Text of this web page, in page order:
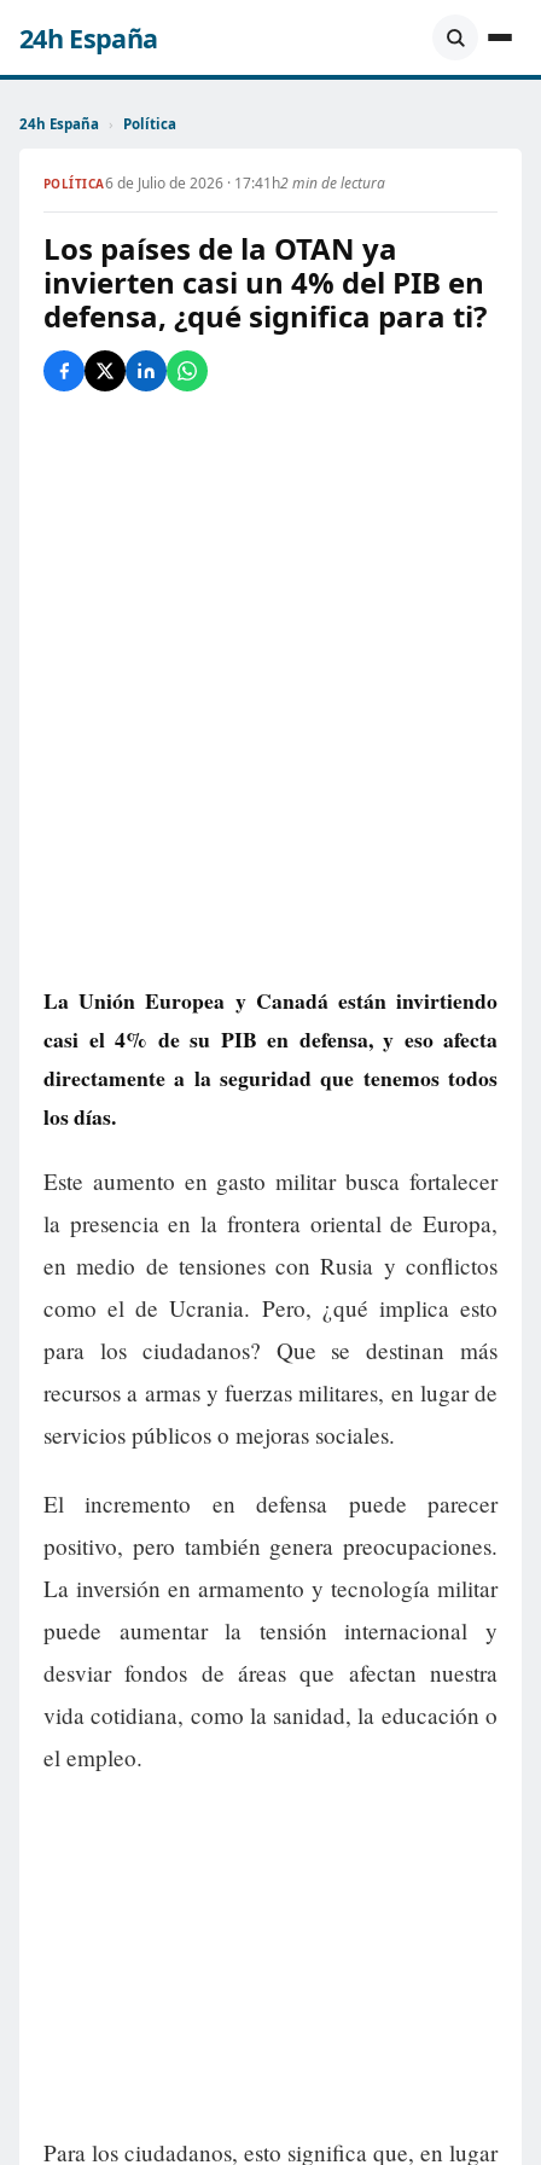
24h España
24h España › Política
POLÍTICA6 de Julio de 2026 · 17:41h2 min de lectura
Los países de la OTAN ya
invierten casi un 4% del PIB en
defensa, ¿qué significa para ti?
La Unión Europea y Canadá están invirtiendo
casi el 4% de su PIB en defensa, y eso afecta
directamente a la seguridad que tenemos todos
los días.
Este aumento en gasto militar busca fortalecer
la presencia en la frontera oriental de Europa,
en medio de tensiones con Rusia y conflictos
como el de Ucrania. Pero, ¿qué implica esto
para los ciudadanos? Que se destinan más
recursos a armas y fuerzas militares, en lugar de
servicios públicos o mejoras sociales.
El incremento en defensa puede parecer
positivo, pero también genera preocupaciones.
La inversión en armamento y tecnología militar
puede aumentar la tensión internacional y
desviar fondos de áreas que afectan nuestra
vida cotidiana, como la sanidad, la educación o
el empleo.
Para los ciudadanos, esto significa que, en lugar